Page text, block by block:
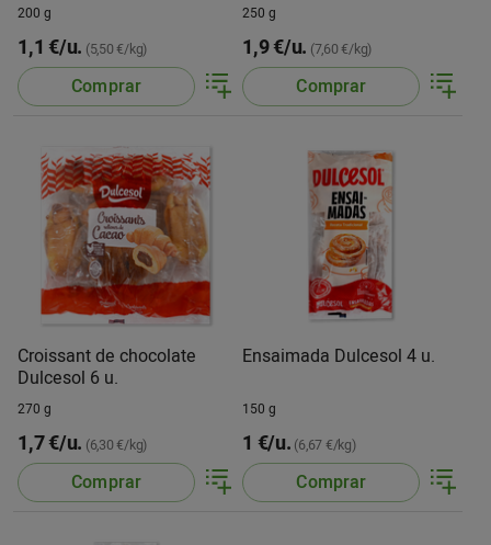
200 g
1,1 €/u. (5,50 €/kg)
Comprar
250 g
1,9 €/u. (7,60 €/kg)
Comprar
Croissant de chocolate
Dulcesol 6 u.
270 g
1,7 €/u. (6,30 €/kg)
Comprar
Ensaimada Dulcesol 4 u.
150 g
1 €/u. (6,67 €/kg)
Comprar